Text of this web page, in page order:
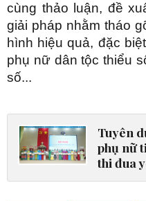
cùng thảo luận, đề
giải pháp nhằm tháo
hình hiệu quả, đặc
phụ nữ dân tộc thiểu
số...
Tuyên
phụ nữ
thi đua